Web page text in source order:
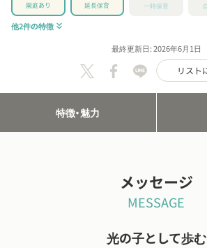
園庭あり 延長保育 一時保育
他2件の特徴 keyboard_double_arrow_down
最終更新日: 2026年6月1日
リスト
特徴・魅力
メッセージ
MESSAGE
光の子として歩む